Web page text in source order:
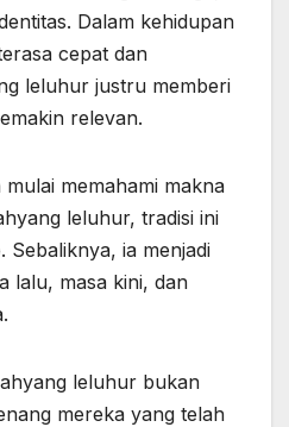
Dalam kehidupan
cepat dan
leluhur justru memberi
relevan.
memahami makna
leluhur, tradisi ini
Sebaliknya, ia menjadi
lalu, masa kini, dan
leluhur bukan
mereka yang telah